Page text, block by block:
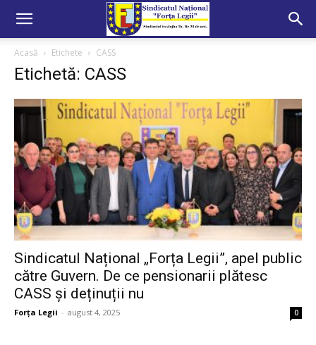
Acasă Etichete CASS
Etichetă: CASS
Sindicatul Național „Forța Legii”, apel public
către Guvern. De ce pensionarii plătesc
CASS și deținuții nu
Forța Legii - august 4, 2025 0